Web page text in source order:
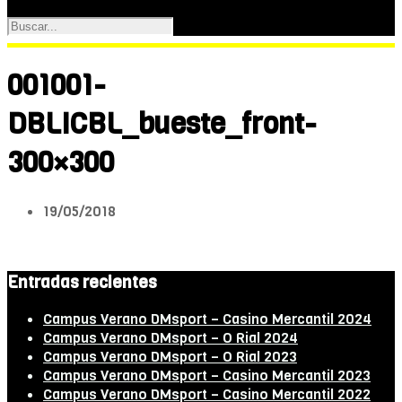
001001-
DBLICBL_bueste_front-
300×300
19/05/2018
Entradas recientes
Campus Verano DMsport – Casino Mercantil 2024
Campus Verano DMsport – O Rial 2024
Campus Verano DMsport – O Rial 2023
Campus Verano DMsport – Casino Mercantil 2023
Campus Verano DMsport – Casino Mercantil 2022